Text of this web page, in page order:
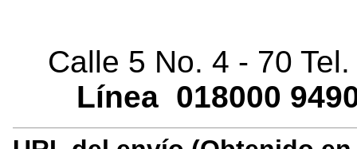
Calle 5 No. 4 - 70
Línea 018000